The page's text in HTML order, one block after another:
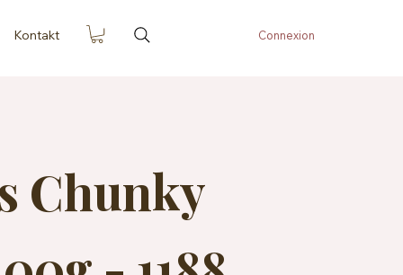
Kontakt Connexion
Chunky